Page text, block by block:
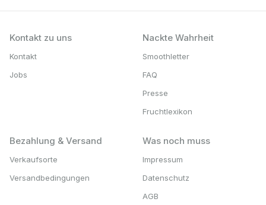
Kontakt zu uns
Kontakt
Jobs
Nackte Wahrheit
Smoothletter
FAQ
Presse
Fruchtlexikon
Bezahlung & Versand
Verkaufsorte
Versandbedingungen
Was noch muss
Impressum
Datenschutz
AGB